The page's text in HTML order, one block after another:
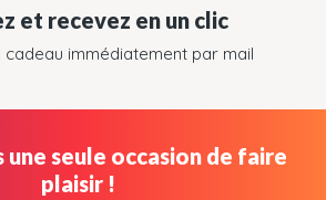
et recevez en un clic
cadeau immédiatement par mail
une seule occasion de faire
plaisir !